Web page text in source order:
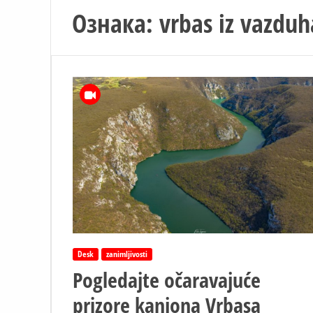
Ознака: vrbas iz
Desk zanimljivosti
Pogledajte očaravajuće
prizore kanjona Vrbasa